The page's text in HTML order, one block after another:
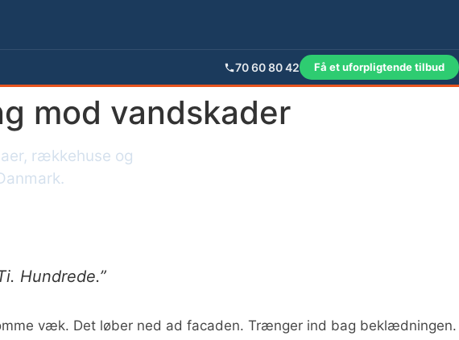
70 60 80 42 Få et uforpligtende tilbud
mod vandskader
rækkehuse og
Hundrede.”
væk. Det løber ned ad facaden. Trænger ind bag beklædningen.